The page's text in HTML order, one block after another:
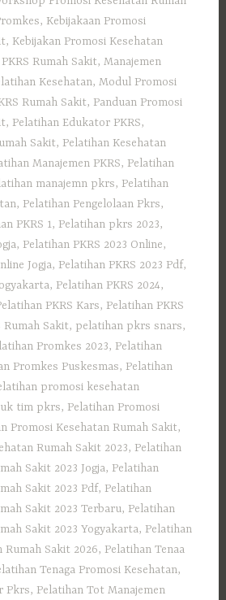
, Kebijakaan Promosi
, Kebijakan Promosi Kesehatan
Rumah Sakit,Manajemen
Kesehatan,Modul Promosi
Rumah Sakit, Panduan Promosi
, Pelatihan Edukator PKRS,
Sakit, Pelatihan Kesehatan
Manajemen PKRS, Pelatihan
manajemn pkrs, Pelatihan
, Pelatihan Pengelolaan Pkrs,
PKRS 1, Pelatihan pkrs 2023,
, Pelatihan PKRS 2023 Online,
Jogja, Pelatihan PKRS 2023 Pdf,
, Pelatihan PKRS 2024,
PKRS Kars, Pelatihan PKRS
Rumah Sakit, pelatihan pkrs snars,
Promkes 2023, Pelatihan
Promkes Puskesmas, Pelatihan
promosi kesehatan
tim pkrs, Pelatihan Promosi
Promosi Kesehatan Rumah Sakit,
Rumah Sakit 2023, Pelatihan
Sakit 2023 Jogja, Pelatihan
Sakit 2023 Pdf, Pelatihan
Sakit 2023 Terbaru, Pelatihan
Sakit 2023 Yogyakarta, Pelatihan
Rumah Sakit 2026, Pelatihan Tenaa
Tenaga Promosi Kesehatan,
Pkrs, Pelatihan Tot Manajemen